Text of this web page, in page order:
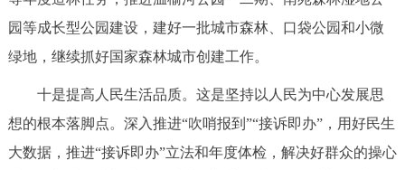
园等成长型公园建设，建好一批城市森林、口袋公园和小微
绿地，继续抓好国家森林城市创建工作。
十是提高人民生活品质。这是坚持以人民为中心发展思
想的根本落脚点。深入推进“吹哨报到”“接诉即办”，用好民生
大数据，推进“接诉即办”立法和年度体检，解决好群众的操心